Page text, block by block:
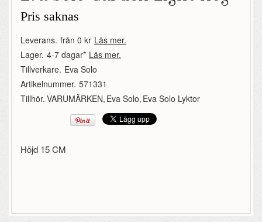
Pris saknas
Leverans. från 0 kr Läs mer.
Lager. 4-7 dagar* Läs mer.
Tillverkare. Eva Solo
Artikelnummer. 571331
Tillhör. VARUMÄRKEN, Eva Solo, Eva Solo Lyktor
Höjd 15 CM